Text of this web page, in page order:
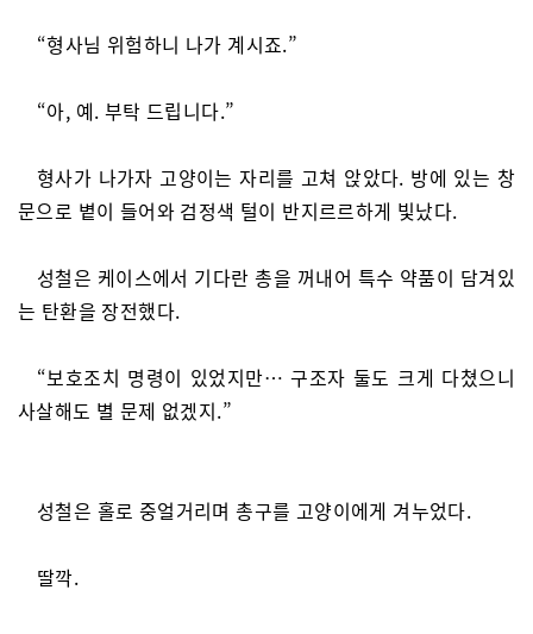
“형사님 위험하니 나가 계시죠.”
“아, 예. 부탁 드립니다.”
형사가 나가자 고양이는 자리를 고쳐 앉았다. 방에 있는 창
문으로 볕이 들어와 검정색 털이 반지르르하게 빛났다.
성철은 케이스에서 기다란 총을 꺼내어 특수 약품이 담겨있
는 탄환을 장전했다.
“보호조치 명령이 있었지만… 구조자 둘도 크게 다쳤으니
사살해도 별 문제 없겠지.”
성철은 홀로 중얼거리며 총구를 고양이에게 겨누었다.
딸깍.